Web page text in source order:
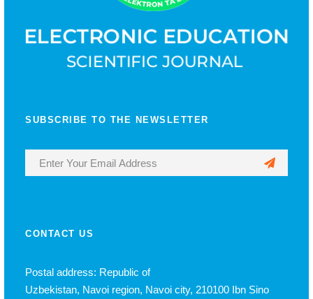
SUBSCRIBE TO THE NEWSLETTER
CONTACT US
Postal address: Republic of
Uzbekistan, Navoi region, Navoi city, 210100 Ibn Sino